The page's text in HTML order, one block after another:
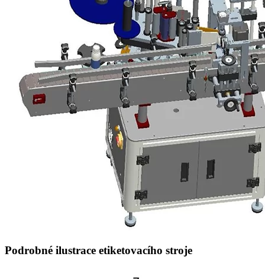
Podrobné ilustrace etiketovacího stroje